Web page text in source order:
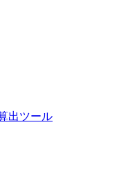
出ツール